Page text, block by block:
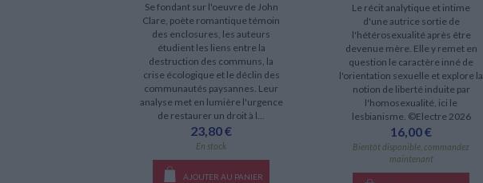
Se fondant sur l'oeuvre de John
Clare, poète romantique témoin
des enclosures, les auteurs
étudient les liens entre la
destruction des communs, la
crise écologique et le déclin des
communautés paysannes. Leur
analyse met en lumière l'urgence
de restaurer un droit à l...
23,80 €
En stock
AJOUTER AU PANIER
Le récit analytique et intime
d'une autrice sortie de
l'hétérosexualité après être
devenue mère. Elle y remet en
question le caractère inné de
l'orientation sexuelle et explore la
notion de liberté induite par
l'homosexualité, ici le
lesbianisme. ©Electre 2026
16,00 €
Bientôt disponible, commandez
maintenant